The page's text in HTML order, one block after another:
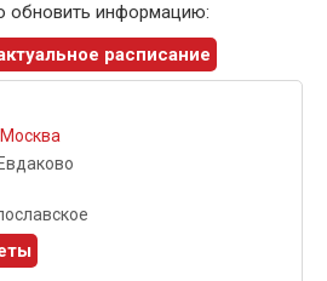
обновить информацию:
расписание
Москва
Евдаково